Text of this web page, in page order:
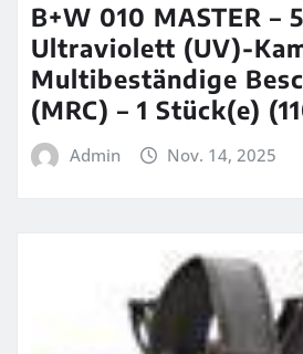
B+W 010 MASTER –
Ultraviolett (UV)-
Multibeständige
(MRC) – 1 Stück(e)
Admin Nov. 14, 2025